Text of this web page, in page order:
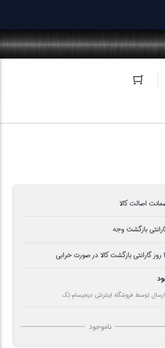
اصالت کالا
بازگشت وجه
خرابی
ارسال توسط فروشگاه اینترنتی دیجیسام تِک
ناموجود